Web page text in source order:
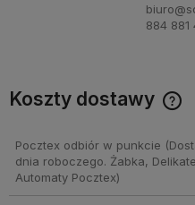
884 881
Koszty dostawy
Pocztex odbiór w punkcie
dnia roboczego. Żabka,
Automaty Pocztex)